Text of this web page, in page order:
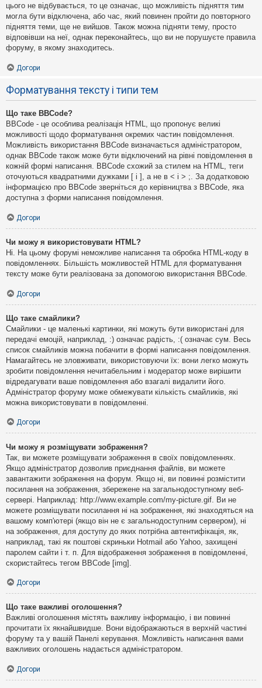
цього не відбувається, то це означає, що можливість підняття тим
могла бути відключена, або час, який повинен пройти до повторного
підняття теми, ще не вийшов. Також можна підняти тему, просто
відповівши на неї, однак переконайтесь, що ви не порушуєте правила
форуму, в якому знаходитесь.
Догори
Форматування тексту і типи тем
Що таке BBCode?
BBCode - це особлива реалізація HTML, що пропонує великі
можливості щодо форматування окремих частин повідомлення.
Можливість використання BBCode визначається адміністратором,
однак BBCode також може бути відключений на рівні повідомлення в
кожній формі написання. BBCode схожий за стилем на HTML, теги
оточуються квадратними дужками [ і ], а не в < і > ;. За додатковою
інформацією про BBCode зверніться до керівництва з BBCode, яка
доступна з форми написання повідомлення.
Догори
Чи можу я використовувати HTML?
Ні. На цьому форумі неможливе написання та обробка HTML-коду в
повідомленнях. Більшість можливостей HTML для форматування
тексту може бути реалізована за допомогою використання BBCode.
Догори
Що таке смайлики?
Смайлики - це маленькі картинки, які можуть бути використані для
передачі емоцій, наприклад, :) означає радість, :( означає сум. Весь
список смайликів можна побачити в формі написання повідомлення.
Намагайтесь не зловживати, використовуючи їх: вони легко можуть
зробити повідомлення нечитабельним і модератор може вирішити
відредагувати ваше повідомлення або взагалі видалити його.
Адміністратор форуму може обмежувати кількість смайликів, які
можна використовувати в повідомленні.
Догори
Чи можу я розміщувати зображення?
Так, ви можете розміщувати зображення в своїх повідомленнях.
Якщо адміністратор дозволив приєднання файлів, ви можете
завантажити зображення на форум. Якщо ні, ви повинні розмістити
посилання на зображення, збережене на загальнодоступному веб-
сервері. Наприклад: http://www.example.com/my-picture.gif. Ви не
можете розміщувати посилання ні на зображення, які знаходяться на
вашому комп'ютері (якщо він не є загальнодоступним сервером), ні
на зображення, для доступу до яких потрібна автентифікація, як,
наприклад, такі як поштові скриньки Hotmail або Yahoo, захищені
паролем сайти і т. п. Для відображення зображення в повідомленні,
скористайтесь тегом BBCode [img].
Догори
Що таке важливі оголошення?
Важливі оголошення містять важливу інформацію, і ви повинні
прочитати їх якнайшвидше. Вони відображаються в верхній частині
форуму та у вашій Панелі керування. Можливість написання вами
важливих оголошень надається адміністратором.
Догори